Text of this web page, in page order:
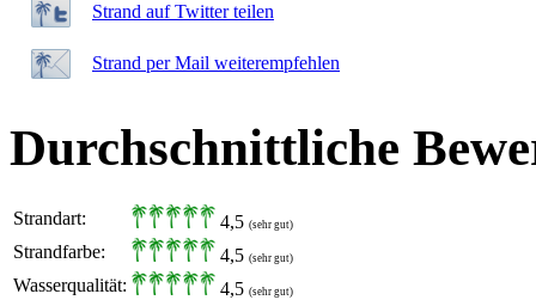
Strand auf Twitter teilen
Strand per Mail weiterempfehlen
Durchschnittliche
Strandart: 4,5 (sehr gut)
Strandfarbe: 4,5 (sehr gut)
Wasserqualität: 4,5 (sehr gut)